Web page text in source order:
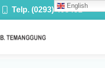
English
Telp. (0293) 493481